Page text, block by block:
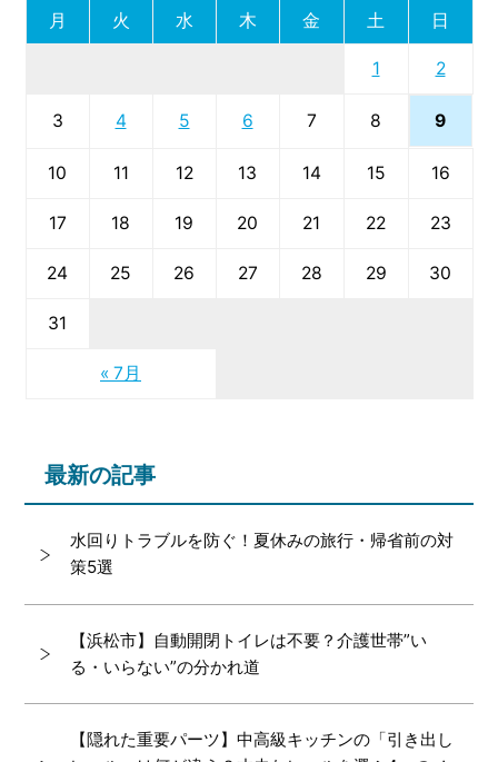
月 火 水 木 金 土 日
« 7月
1 2
3 4 5 6 7 8 9
10 11 12 13 14 15 16
17 18 19 20 21 22 23
24 25 26 27 28 29 30
31
最新の記事
水回りトラブルを防ぐ！夏休みの旅行・帰省前の対
策5選
【浜松市】自動開閉トイレは不要？介護世帯”い
る・いらない”の分かれ道
【隠れた重要パーツ】中高級キッチンの「引き出し